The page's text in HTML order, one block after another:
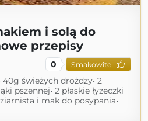
i solą do
przepisy
0 Smakowite
40g świeżych drożdży• 2
pszennej• 2 płaskie łyżeczki
i mak do posypania•